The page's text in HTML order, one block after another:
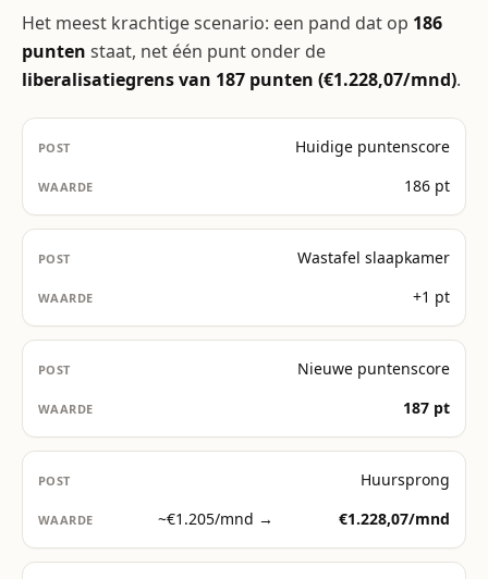
Het meest krachtige scenario: een pand dat op 186
punten staat, net één punt onder de
liberalisatiegrens van 187 punten (€1.228,07/mnd).
Huidige puntenscore
186 pt
Wastafel slaapkamer
+1 pt
Nieuwe puntenscore
187 pt
Huursprong
~€1.205/mnd →
€1.228,07/mnd